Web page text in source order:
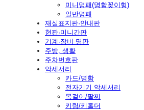
미니명패(명함꽂이형)
일반명패
재실표지판·안내판
현판·미니간판
기계·장비 명판
주방, 생활
주차번호판
악세서리
카드/명함
전자기기 악세서리
목걸이/팔찌
키링/키홀더